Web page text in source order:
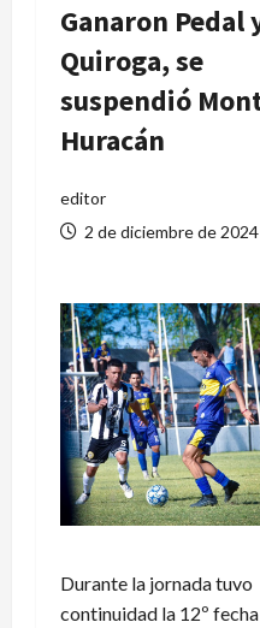
Ganaron Pedal
Quiroga, se
suspendió
Huracán
editor
2 de diciembre de 2024
Durante la jornada tuvo
continuidad la 12º